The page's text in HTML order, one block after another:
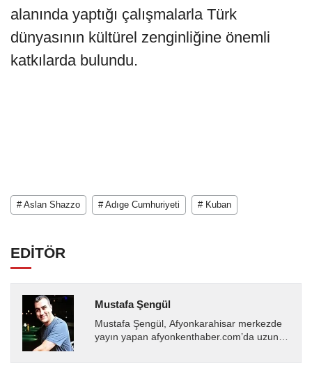
alanında yaptığı çalışmalarla Türk
dünyasının kültürel zenginliğine önemli
katkılarda bulundu.
# Aslan Shazzo # Adıge Cumhuriyeti # Kuban
EDİTÖR
Mustafa Şengül
Mustafa Şengül, Afyonkarahisar merkezde
yayın yapan afyonkenthaber.com’da uzun
almakta, haber akışı...